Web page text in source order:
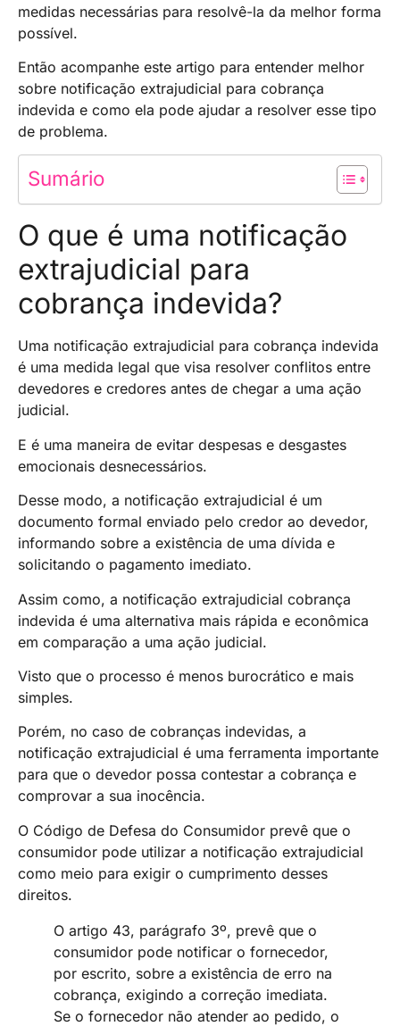
medidas necessárias para resolvê-la da melhor forma
possível.
Então acompanhe este artigo para entender melhor
sobre notificação extrajudicial para cobrança
indevida e como ela pode ajudar a resolver esse tipo
de problema.
Sumário
O que é uma notificação
extrajudicial para
cobrança indevida?
Uma notificação extrajudicial para cobrança indevida
é uma medida legal que visa resolver conflitos entre
devedores e credores antes de chegar a uma ação
judicial.
E é uma maneira de evitar despesas e desgastes
emocionais desnecessários.
Desse modo, a notificação extrajudicial é um
documento formal enviado pelo credor ao devedor,
informando sobre a existência de uma dívida e
solicitando o pagamento imediato.
Assim como, a notificação extrajudicial cobrança
indevida é uma alternativa mais rápida e econômica
em comparação a uma ação judicial.
Visto que o processo é menos burocrático e mais
simples.
Porém, no caso de cobranças indevidas, a
notificação extrajudicial é uma ferramenta importante
para que o devedor possa contestar a cobrança e
comprovar a sua inocência.
O Código de Defesa do Consumidor prevê que o
consumidor pode utilizar a notificação extrajudicial
como meio para exigir o cumprimento desses
direitos.
O artigo 43, parágrafo 3º, prevê que o
consumidor pode notificar o fornecedor,
por escrito, sobre a existência de erro na
cobrança, exigindo a correção imediata.
Se o fornecedor não atender ao pedido, o